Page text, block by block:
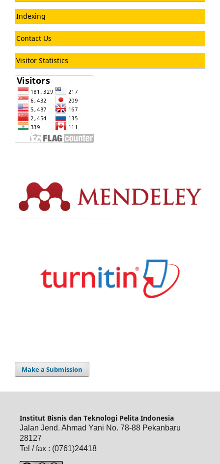
Indexing
Contact Us
Visitor Statistics
Make a Submission
Institut Bisnis dan Teknologi Pelita Indonesia
Jalan Jend. Ahmad Yani No. 78-88 Pekanbaru
28127
Tel / fax : (0761)24418